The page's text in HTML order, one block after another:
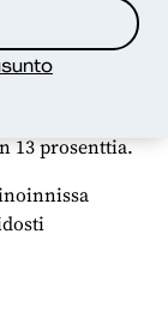
yhteishaun
13 prosenttia.